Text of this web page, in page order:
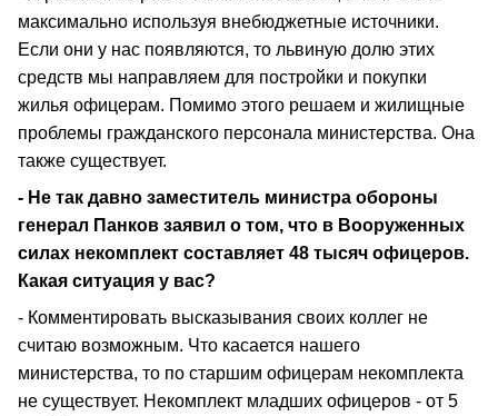
максимально используя внебюджетные источники.
Если они у нас появляются, то львиную долю этих
средств мы направляем для постройки и покупки
жилья офицерам. Помимо этого решаем и жилищные
проблемы гражданского персонала министерства. Она
также существует.
- Не так давно заместитель министра обороны
генерал Панков заявил о том, что в Вооруженных
силах некомплект составляет 48 тысяч офицеров.
Какая ситуация у вас?
- Комментировать высказывания своих коллег не
считаю возможным. Что касается нашего
министерства, то по старшим офицерам некомплекта
не существует. Некомплект младших офицеров - от 5